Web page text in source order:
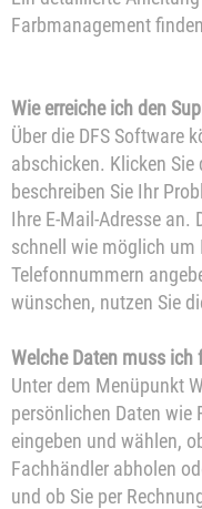
Farbmanagement
Wie erreiche ich den
Über die DFS Software
abschicken. Klicken
beschreiben Sie Ihr
Ihre E-Mail-Adresse an.
schnell wie möglich um
Telefonnummern
wünschen, nutzen Sie
Welche Daten muss ich
Unter dem Menüpunkt
persönlichen Daten wie
eingeben und wählen,
Fachhändler abholen
und ob Sie per